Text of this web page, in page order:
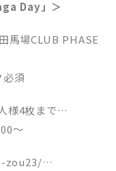
Day」＞
馬場CLUB PHASE
須
様4枚まで
～
zou23/